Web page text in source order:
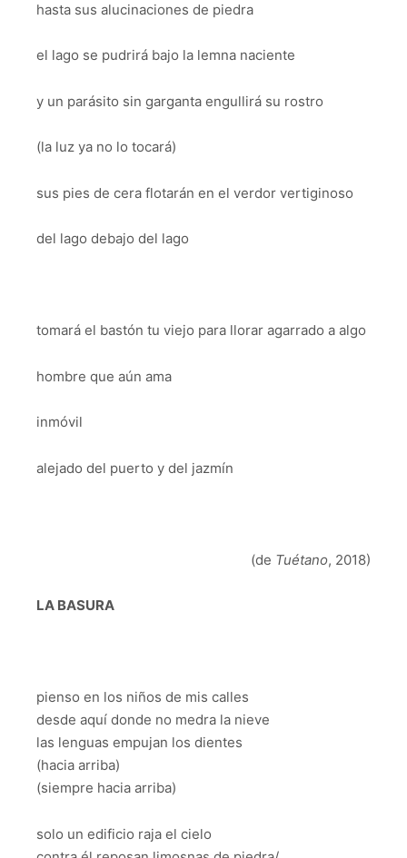
hasta sus alucinaciones de piedra
el lago se pudrirá bajo la lemna naciente
y un parásito sin garganta engullirá su rostro
(la luz ya no lo tocará)
sus pies de cera flotarán en el verdor vertiginoso
del lago debajo del lago
tomará el bastón tu viejo para llorar agarrado a algo
hombre que aún ama
inmóvil
alejado del puerto y del jazmín
(de Tuétano, 2018)
LA BASURA
pienso en los niños de mis calles
desde aquí donde no medra la nieve
las lenguas empujan los dientes
(hacia arriba)
(siempre hacia arriba)
solo un edificio raja el cielo